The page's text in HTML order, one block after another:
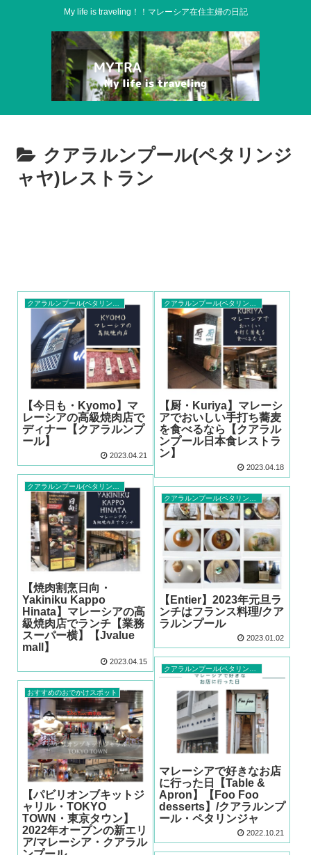
My life is traveling！！マレーシア在住主婦の日記
クアラルンプール(ペタリンジ
ャヤ)レストラン
【今日も・Kyomo】マ
レーシアの高級焼肉店で
ディナー【クアラルンプ
ール】
2023.04.21
【厨・Kuriya】マレーシ
アでおいしい手打ち蕎麦
を食べるなら【クアラル
ンプール日本食レストラ
ン】
2023.04.18
【焼肉割烹日向・
Yakiniku Kappo
Hinata】マレーシアの高
級焼肉店でランチ【業務
スーパー横】【Jvalue
mall】
2023.04.15
【Entier】2023年元旦ラ
ンチはフランス料理/クア
ラルンプール
2023.01.02
マレーシアで好きなお店
に行った日【Table &
Apron】【Foo Foo
desserts】/クアラルンプ
ール・ペタリンジャ
2022.10.21
おすすめのおでかけスポット
【パビリオンブキットジ
ャリル・TOKYO
TOWN・東京タウン】
2022年オープンの新エリ
ア/マレーシア・クアラル